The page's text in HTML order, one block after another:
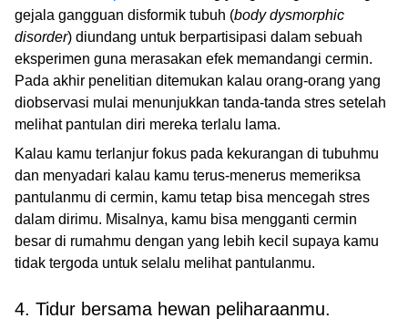
gejala gangguan disformik tubuh (body dysmorphic
disorder) diundang untuk berpartisipasi dalam sebuah
eksperimen guna merasakan efek memandangi cermin.
Pada akhir penelitian ditemukan kalau orang-orang yang
diobservasi mulai menunjukkan tanda-tanda stres setelah
melihat pantulan diri mereka terlalu lama.
Kalau kamu terlanjur fokus pada kekurangan di tubuhmu
dan menyadari kalau kamu terus-menerus memeriksa
pantulanmu di cermin, kamu tetap bisa mencegah stres
dalam dirimu. Misalnya, kamu bisa mengganti cermin
besar di rumahmu dengan yang lebih kecil supaya kamu
tidak tergoda untuk selalu melihat pantulanmu.
4. Tidur bersama hewan peliharaanmu.